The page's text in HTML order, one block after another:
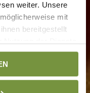
weiter. Unsere
mit
bereitgestellt
finden Sie auf